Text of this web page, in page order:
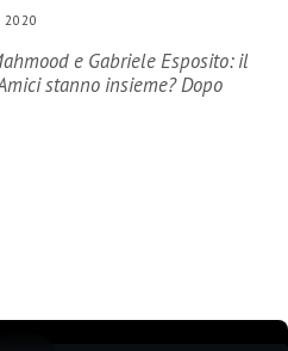
2020
e Gabriele Esposito: il
stanno insieme? Dopo